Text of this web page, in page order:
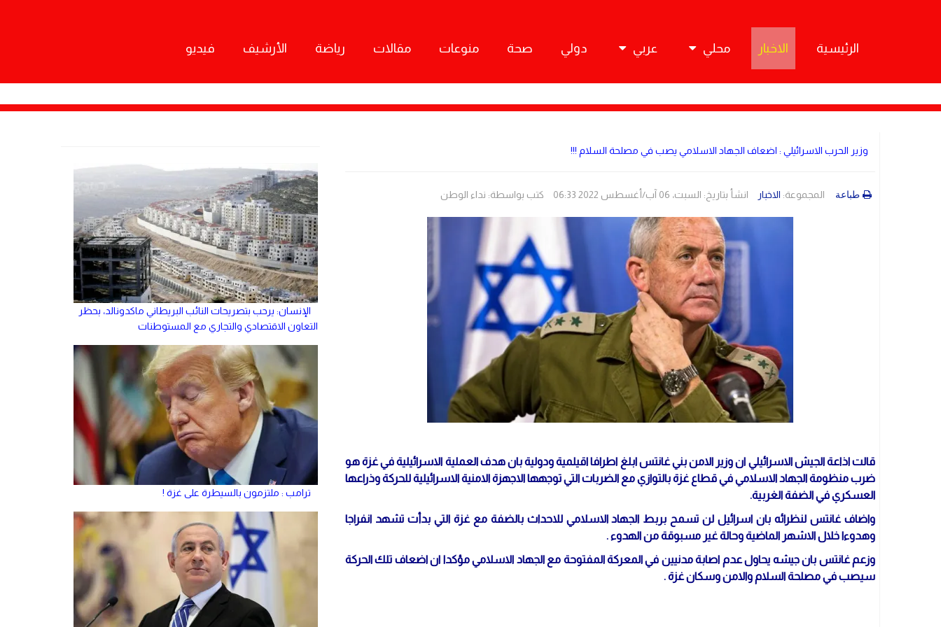
الرئيسية الاخبار محلي عربي دولي صحة منوعات مقالات رياضة الأرشيف فيديو
وزير الحرب الاسرائيلي : اضعاف الجهاد الاسلامي يصب في مصلحة السلام !!!
المجموعة: الاخبار انشأ بتاريخ: السبت، 06 آب/أغسطس 2022 06:33 كتب بواسطة: نداء الوطن طباعة
قالت اذاعة الجيش الاسرائيلي ان وزير الامن بني غانتس ابلغ اطرافا اقيلمية ودولية بان هدف العملية الاسرائيلية في غزة هو
ضرب منظومة الجهاد الاسلامي في قطاع غزة بالتوازي مع الضربات التي توجهها الاجهزة الامنية الاسرائيلية للحركة وذراعها
العسكري في الضفة الغربية.
واضاف غانتس لنظرائه بان اسرائيل لن تسمح بربط الجهاد الاسلامي للاحداث بالضفة مع غزة التي بدأت تشهد انفراجا
وهدوءا خلال الاشهر الماضية وحالة غير مسبوقة من الهدوء .
وزعم غانتس بان جيشه يحاول عدم اصابة مدنيين في المعركة المفتوحة مع الجهاد الاسلامي مؤكدا ان اضعاف تلك الحركة
سيصب في مصلحة السلام والامن وسكان غزة .
الإنسان: يرحب بتصريحات النائب البريطاني ماكدونالد، بحظر
التعاون الاقتصادي والتجاري مع المستوطنات
ترامب : ملتزمون بالسيطرة على غزة !